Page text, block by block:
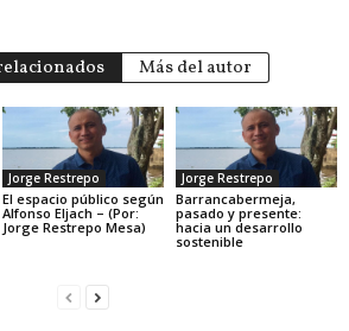
Más del autor
Jorge Restrepo
El espacio público según
Alfonso Eljach – (Por:
Jorge Restrepo Mesa)
Jorge Restrepo
Barrancabermeja,
pasado y presente:
hacia un desarrollo
sostenible